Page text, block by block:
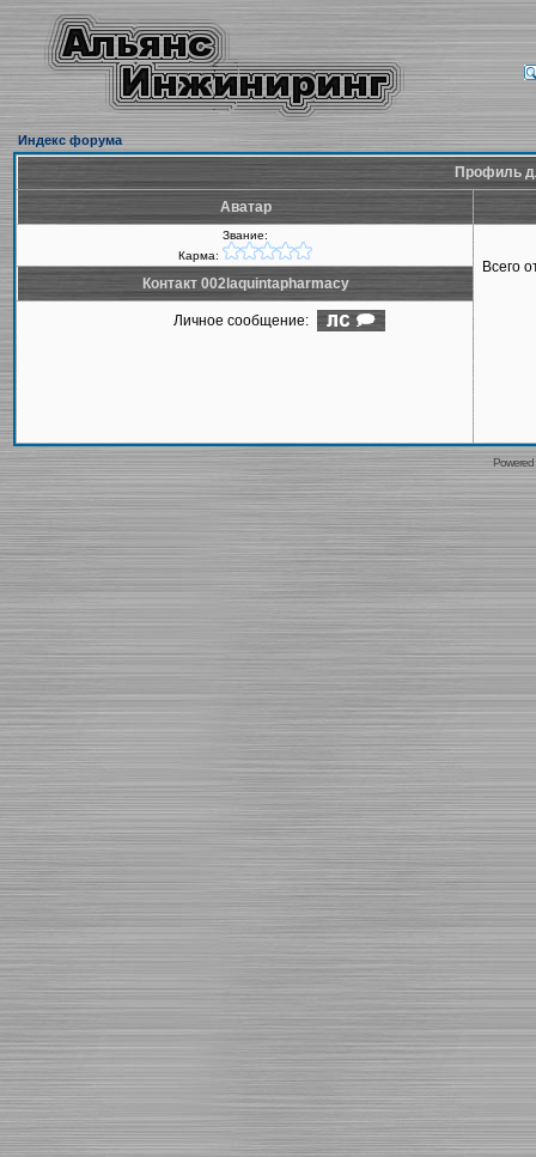
Индекс форума
Профиль
Аватар
Звание:
Карма:
Всего
Контакт 002laquintapharmacy
Личное сообщение: